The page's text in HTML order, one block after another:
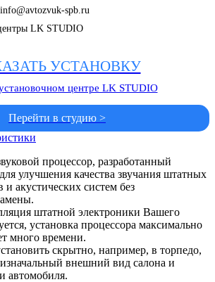
spb.ru
LK STUDIO
УСТАНОВКУ
центре LK STUDIO
Перейти в студию >
процессор, разработанный
улучшения качества звучания штатных
и акустических систем без
штатной электроники Вашего
установка процессора максимально
много времени.
скрытно, например, в торпедо,
внешний вид салона и
автомобиля.